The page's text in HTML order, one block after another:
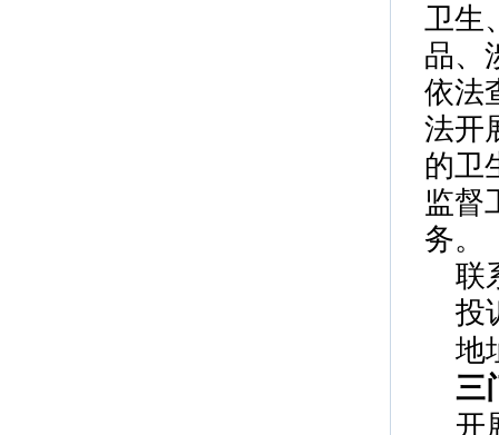
卫生
品、
依法
法开
的卫
监督
务。
联
投
地
三
开